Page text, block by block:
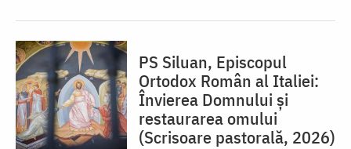
PS Siluan, Episcopul
Ortodox Român al Italiei:
Învierea Domnului și
restaurarea omului
(Scrisoare pastorală, 2026)